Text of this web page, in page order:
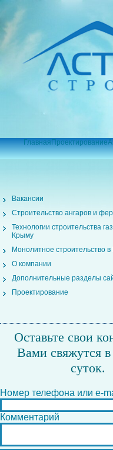
ГлавнаяПроектирование
Вакансии
Строительство ангаров и
Технологии строительства
Крыму
Монолитное строительство
О компании
Дополнительные разделы
Проектирование
Оставьте свои
Вами свяжутся
суток.
Номер телефона или e-
Комментарий